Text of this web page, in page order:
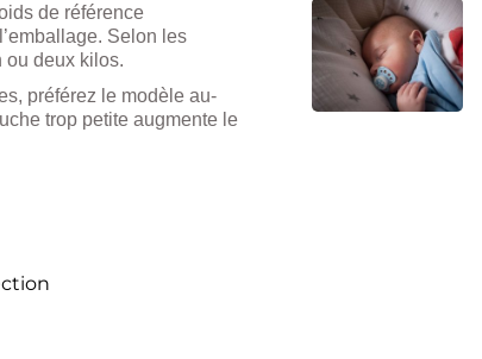
de référence
Selon les
ou deux kilos.
préférez le modèle au-
trop petite augmente le